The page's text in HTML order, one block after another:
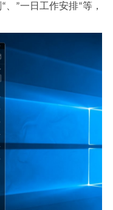
“、”一日工作安排“等 ，